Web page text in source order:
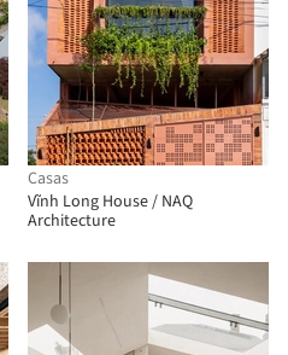
Casas
Vĩnh Long House / NAQ
Architecture